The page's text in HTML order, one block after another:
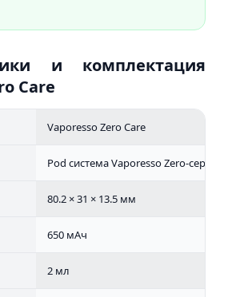
и комплектация
Care
Vaporesso Zero Care
Pod система Vaporesso Zero-серии
80.2 × 31 × 13.5 мм
650 мАч
2 мл